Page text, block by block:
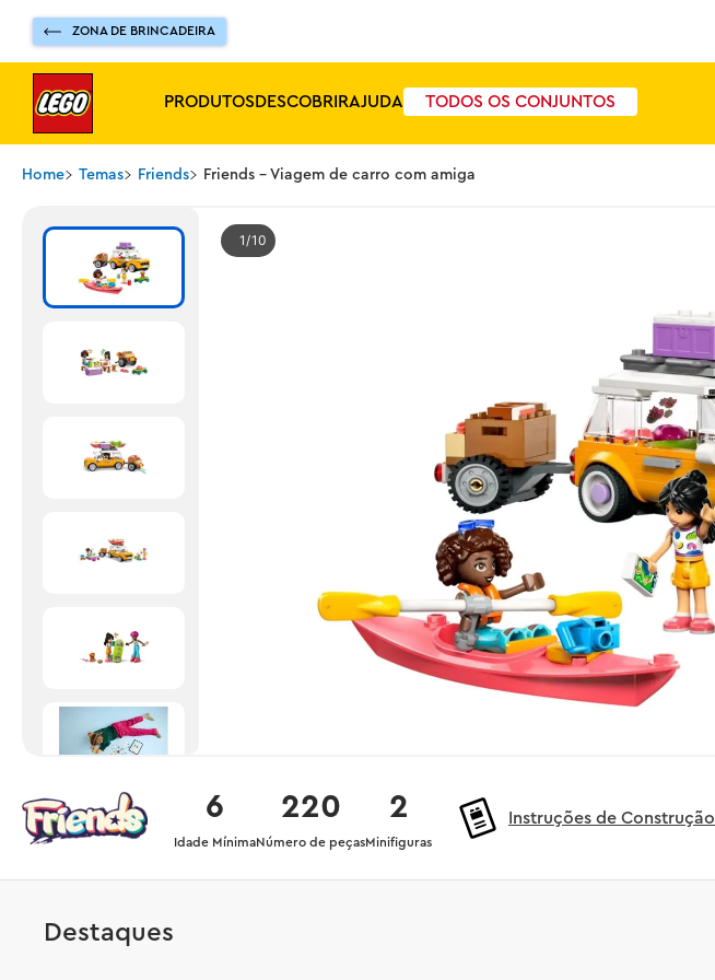
ZONA DE BRINCADEIRA
PRODUTOSDESCOBRIRAJUDA TODOS OS CONJUNTOS
Home Temas Friends Friends - Viagem de carro com amiga
1 10
220
Número de peças
2
Minifiguras
6
Idade Mínima
Instruções de Construção
Destaques